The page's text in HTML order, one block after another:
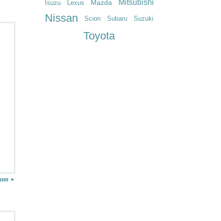
Isuzu
Lexus Mazda Mitsubishi
Nissan Scion Subaru Suzuki
Toyota